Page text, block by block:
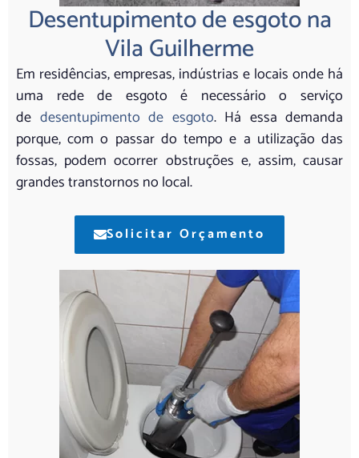
Desentupimento de esgoto na
Vila Guilherme
Em residências, empresas, indústrias e locais onde há
uma rede de esgoto é necessário o serviço
de desentupimento de esgoto. Há essa demanda
porque, com o passar do tempo e a utilização das
fossas, podem ocorrer obstruções e, assim, causar
grandes transtornos no local.
Solicitar Orçamento